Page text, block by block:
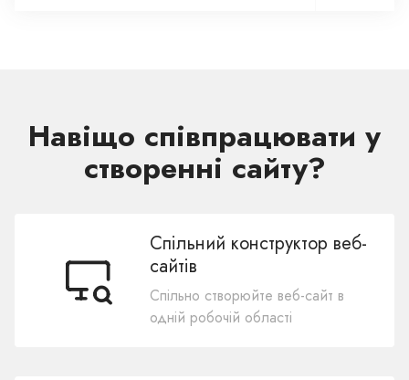
Навіщо співпрацювати у
створенні сайту?
Спільний конструктор веб-
сайтів
Спільно створюйте веб-сайт в
одній робочій області